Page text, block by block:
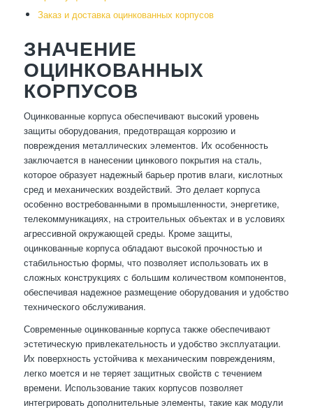
Заказ и доставка оцинкованных корпусов
ЗНАЧЕНИЕ
ОЦИНКОВАННЫХ
КОРПУСОВ
Оцинкованные корпуса обеспечивают высокий уровень
защиты оборудования, предотвращая коррозию и
повреждения металлических элементов. Их особенность
заключается в нанесении цинкового покрытия на сталь,
которое образует надежный барьер против влаги, кислотных
сред и механических воздействий. Это делает корпуса
особенно востребованными в промышленности, энергетике,
телекоммуникациях, на строительных объектах и в условиях
агрессивной окружающей среды. Кроме защиты,
оцинкованные корпуса обладают высокой прочностью и
стабильностью формы, что позволяет использовать их в
сложных конструкциях с большим количеством компонентов,
обеспечивая надежное размещение оборудования и удобство
технического обслуживания.
Современные оцинкованные корпуса также обеспечивают
эстетическую привлекательность и удобство эксплуатации.
Их поверхность устойчива к механическим повреждениям,
легко моется и не теряет защитных свойств с течением
времени. Использование таких корпусов позволяет
интегрировать дополнительные элементы, такие как модули